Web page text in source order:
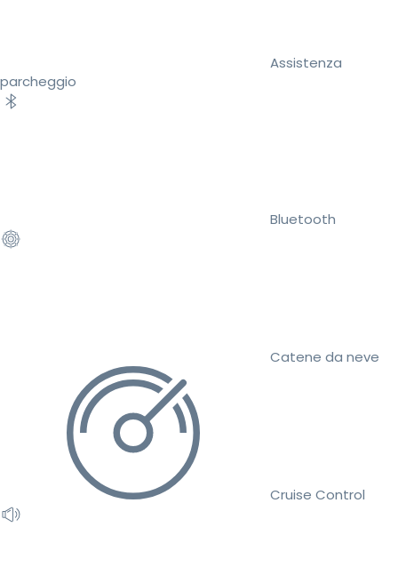
Assistenza
parcheggio
Bluetooth
Catene da neve
Cruise Control